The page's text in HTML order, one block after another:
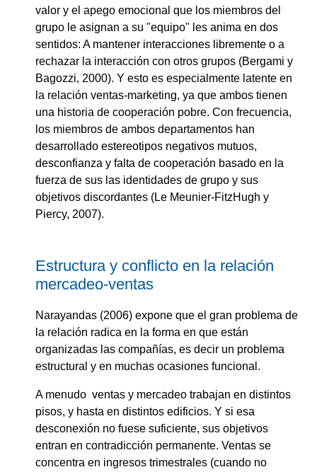
valor y el apego emocional que los miembros del
grupo le asignan a su "equipo" les anima en dos
sentidos: A mantener interacciones libremente o a
rechazar la interacción con otros grupos (Bergami y
Bagozzi, 2000). Y esto es especialmente latente en
la relación ventas-marketing, ya que ambos tienen
una historia de cooperación pobre. Con frecuencia,
los miembros de ambos departamentos han
desarrollado estereotipos negativos mutuos,
desconfianza y falta de cooperación basado en la
fuerza de sus las identidades de grupo y sus
objetivos discordantes (Le Meunier-FitzHugh y
Piercy, 2007).
Estructura y conflicto en la relación
mercadeo-ventas
Narayandas (2006) expone que el gran problema de
la relación radica en la forma en que están
organizadas las compañías, es decir un problema
estructural y en muchas ocasiones funcional.
A menudo ventas y mercadeo trabajan en distintos
pisos, y hasta en distintos edificios. Y si esa
desconexión no fuese suficiente, sus objetivos
entran en contradicción permanente. Ventas se
concentra en ingresos trimestrales (cuando no